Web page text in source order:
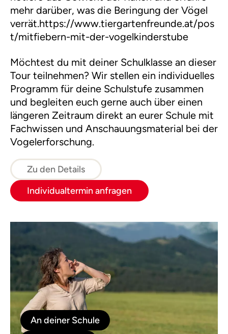
mehr darüber, was die Beringung der Vögel
verrät.https://www.tiergartenfreunde.at/pos
t/mitfiebern-mit-der-vogelkinderstube
Möchtest du mit deiner Schulklasse an dieser
Tour teilnehmen? Wir stellen ein individuelles
Programm für deine Schulstufe zusammen
und begleiten euch gerne auch über einen
längeren Zeitraum direkt an eurer Schule mit
Fachwissen und Anschauungsmaterial bei der
Vogelerforschung.
Zu den Details
Individualtermin anfragen
An deiner Schule